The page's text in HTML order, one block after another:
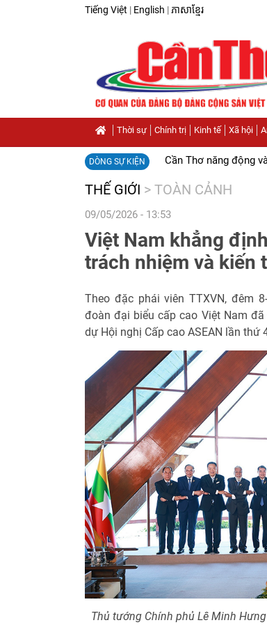
Tiếng Việt | English | ភាសាខ្មែរ
Thời sự Chính trị Kinh tế Xã hội
DÒNG SỰ KIỆN Cần Thơ năng động
THẾ GIỚI > TOÀN CẢNH
09/05/2026 - 13:53
Việt Nam khẳng
trách nhiệm và kiến
Theo đặc phái viên TTXVN, đêm
đoàn đại biểu cấp cao Việt Nam
dự Hội nghị Cấp cao ASEAN lần thứ
Thủ tướng Chính phủ Lê Minh